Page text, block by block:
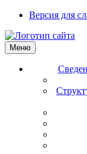
Версия для
Меню